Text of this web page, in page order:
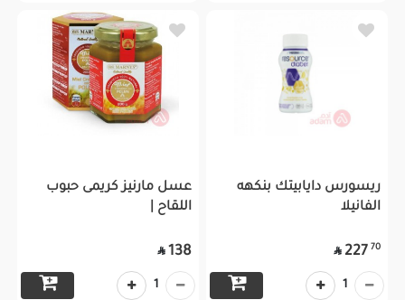
ريسورس دايابيتك بنكهه
الفانيلا
70
227

1
عسل مارنيز كريمى حبوب
اللقاح |
138

1